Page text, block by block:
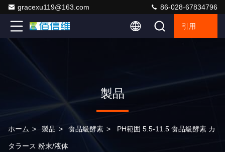
gracexu119@163.com 86-028-67834796
引用
製品
ホーム > 製品 > 食品級酵素 > PH範囲 5.5-11.5 食品級酵素 カ
タラース 粉末/液体